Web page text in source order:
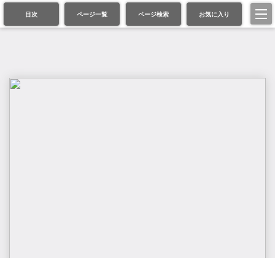
目次 ページ一覧 ページ検索 お気に入り